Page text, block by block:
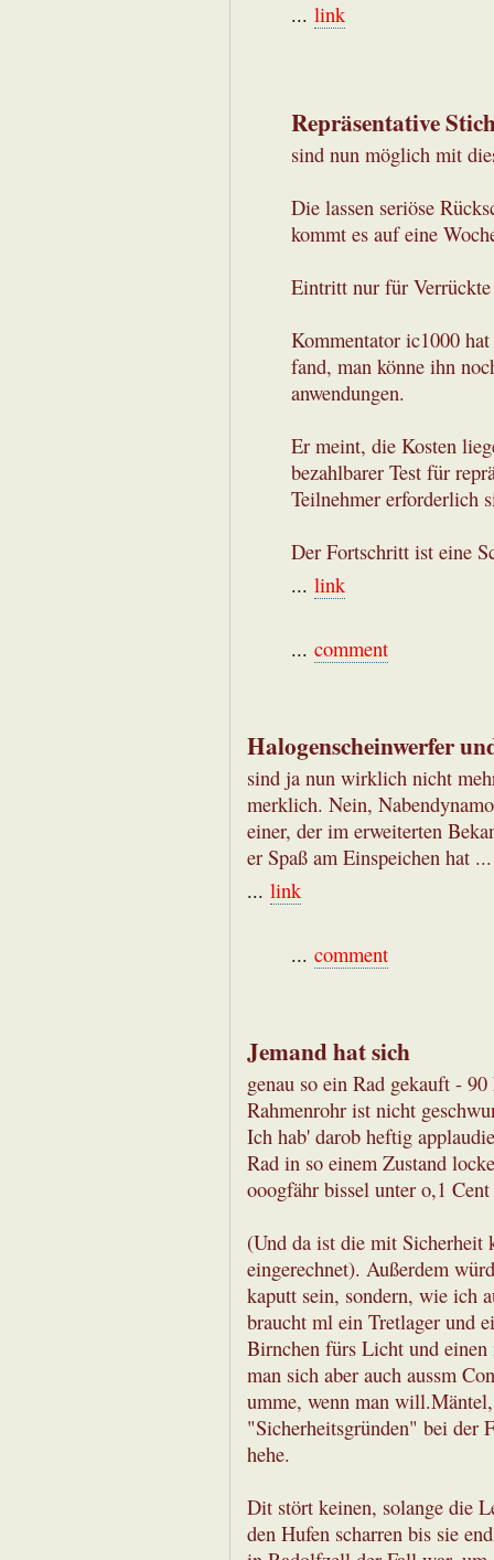
... link
Repräsentative
sind nun möglich mit
Die lassen seriöse
kommt es auf eine
Eintritt nur für Verrückte
Kommentator ic1000
fand, man könne ihn
anwendungen.
Er meint, die Kosten
bezahlbarer Test für
Teilnehmer erforderlich
Der Fortschritt ist eine
... link
... comment
Halogenscheinwerfer
sind ja nun wirklich nicht
merklich. Nein,
einer, der im erweiterten
er Spaß am Einspeichen hat ...
... link
... comment
Jemand hat sich
genau so ein Rad gekauft -
Rahmenrohr ist nicht
Ich hab' darob heftig
Rad in so einem Zustand
ooogfähr bissel unter o,1
(Und da ist die mit Sicherheit
eingerechnet). Außerdem
kaputt sein, sondern, wie ich
braucht ml ein Tretlager und
Birnchen fürs Licht und
man sich aber auch aussm
umme, wenn man
"Sicherheitsgründen" bei der
hehe.
Dit stört keinen, solange die
den Hufen scharren bis sie